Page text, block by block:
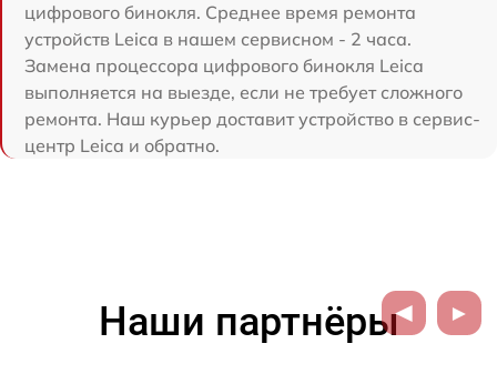
цифрового бинокля. Среднее время ремонта
устройств Leica в нашем сервисном - 2 часа.
Замена процессора цифрового бинокля Leica
выполняется на выезде, если не требует сложного
ремонта. Наш курьер доставит устройство в сервис-
центр Leica и обратно.
Наши партнёры